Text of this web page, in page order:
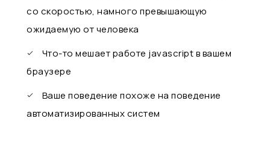
со скоростью, намного превышающую
ожидаемую от человека
Что-то мешает работе javascript в вашем
браузере
Ваше поведение похоже на поведение
автоматизированных систем